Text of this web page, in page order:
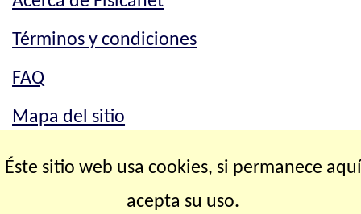
Términos y condiciones
FAQ
Mapa del sitio
Mapa del sitio
Éste sitio web usa cookies, si permanece aquí
acepta su uso.